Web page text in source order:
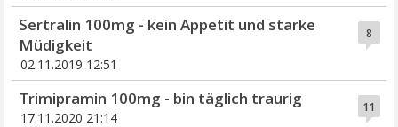
8
Sertralin 100mg - kein Appetit und starke
Müdigkeit
02.11.2019 12:51
11
Trimipramin 100mg - bin täglich traurig
17.11.2020 21:14